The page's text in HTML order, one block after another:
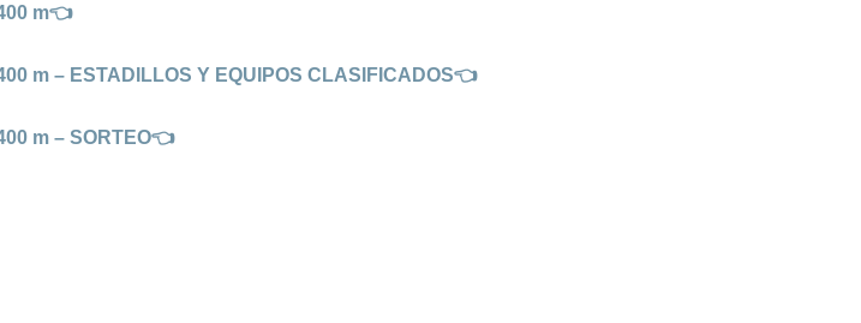
m👈
m – ESTADILLOS Y EQUIPOS CLASIFICADOS👈
m – SORTEO👈